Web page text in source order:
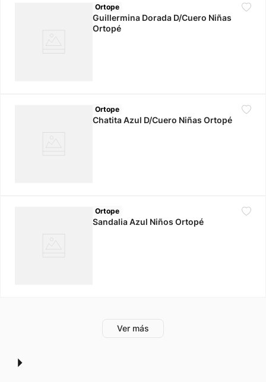
Ortope
Guillermina Dorada D/Cuero Niñas
Ortopé
Ortope
Chatita Azul D/Cuero Niñas Ortopé
Ortope
Sandalia Azul Niños Ortopé